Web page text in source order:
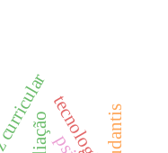
tecnologias